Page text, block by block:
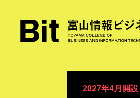
2027年4月開設